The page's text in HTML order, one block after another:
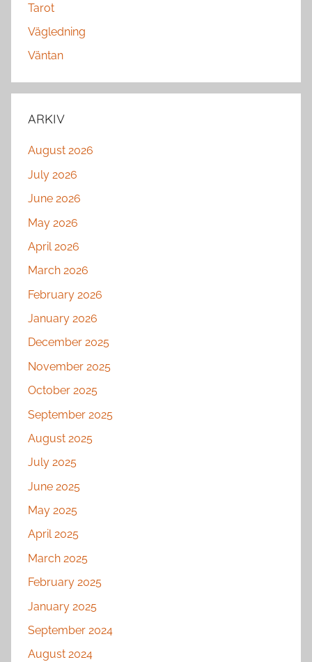
Tarot
Vägledning
Väntan
ARKIV
August 2026
July 2026
June 2026
May 2026
April 2026
March 2026
February 2026
January 2026
December 2025
November 2025
October 2025
September 2025
August 2025
July 2025
June 2025
May 2025
April 2025
March 2025
February 2025
January 2025
September 2024
August 2024